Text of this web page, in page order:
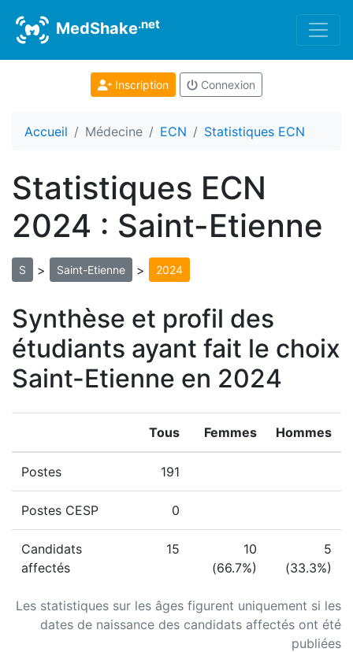
MedShake.net
Inscription Connexion
Accueil Médecine ECN Statistiques ECN
Statistiques ECN
2024 : Saint-Etienne
S > Saint-Etienne > 2024
Synthèse et profil des
étudiants ayant fait le choix
Saint-Etienne en 2024
Les statistiques sur les âges figurent uniquement si les
dates de naissance des candidats affectés ont été
publiées
Tous Femmes Hommes
Postes 191
Postes CESP 0
Candidats
affectés
15
10
(66.7%)
5
(33.3%)